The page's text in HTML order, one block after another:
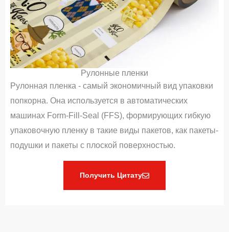
Рулонные пленки
Рулонная пленка - самый экономичный вид упаковки
попкорна. Она используется в автоматических
машинах Form-Fill-Seal (FFS), формирующих гибкую
упаковочную пленку в такие виды пакетов, как пакеты-
подушки и пакеты с плоской поверхностью.
Получить Цитату